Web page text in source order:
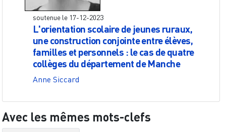
soutenue le 17-12-2023
L'orientation scolaire de jeunes ruraux,
une construction conjointe entre élèves,
familles et personnels : le cas de quatre
collèges du département de Manche
Anne Siccard
Avec les mêmes mots-clefs